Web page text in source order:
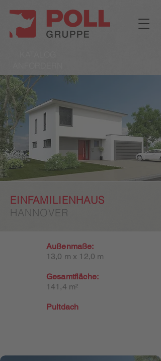
EINFAMILIENHAUS
HANNOVER
Außenmaße:
13,0 m x 12,0 m
Gesamtfläche:
141,4 m²
Pultdach